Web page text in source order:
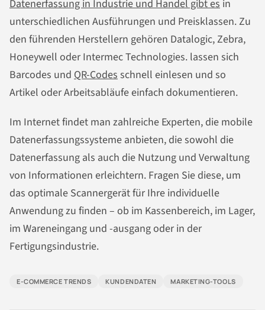
Datenerfassung in Industrie und Handel gibt es in
unterschiedlichen Ausführungen und Preisklassen. Zu
den führenden Herstellern gehören Datalogic, Zebra,
Honeywell oder Intermec Technologies. lassen sich
Barcodes und QR-Codesschnell einlesen und so
Artikel oder Arbeitsabläufe einfach dokumentieren.
Im Internet findet man zahlreiche Experten, die mobile
Datenerfassungssysteme anbieten, die sowohl die
Datenerfassung als auch die Nutzung und Verwaltung
von Informationen erleichtern. Fragen Sie diese, um
das optimale Scannergerät für Ihre individuelle
Anwendung zu finden – ob im Kassenbereich, im Lager,
im Wareneingang und -ausgang oder in der
Fertigungsindustrie.
E-COMMERCE TRENDS KUNDENDATEN MARKETING-TOOLS